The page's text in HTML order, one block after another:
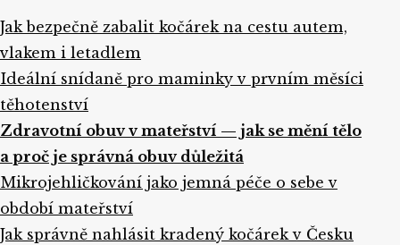
Jak bezpečně zabalit kočárek na cestu autem,
vlakem i letadlem
Ideální snídaně pro maminky v prvním měsíci
těhotenství
Zdravotní obuv v mateřství — jak se mění tělo
a proč je správná obuv důležitá
Mikrojehličkování jako jemná péče o sebe v
období mateřství
Jak správně nahlásit kradený kočárek v Česku